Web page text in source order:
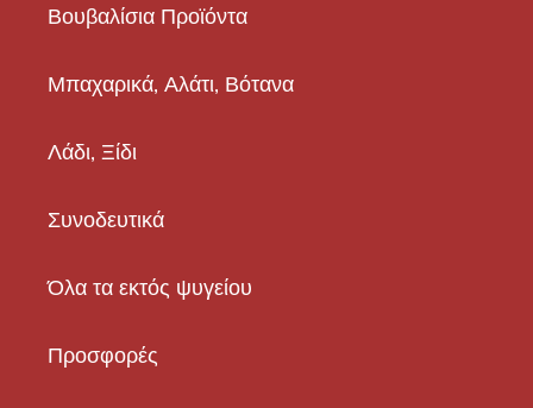
Βουβαλίσια Προϊόντα
Μπαχαρικά, Αλάτι, Βότανα
Λάδι, Ξίδι
Συνοδευτικά
Όλα τα εκτός ψυγείου
Προσφορές